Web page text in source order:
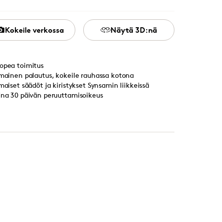
Kokeile verkossa Näytä 3D:nä
toimitus
palautus, kokeile rauhassa kotona
säädöt ja kiristykset Synsamin liikkeissä
30 päivän peruuttamisoikeus